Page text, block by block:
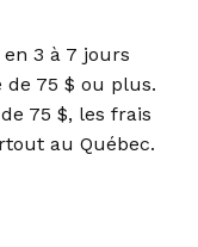
3 à 7 jours
75 $ ou plus.
75 $, les frais
au Québec.